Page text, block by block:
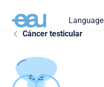
Language
Cáncer testicular